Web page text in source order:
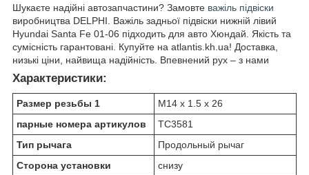
Шукаєте надійні автозапчастини? Замовте важіль підвіски
виробництва DELPHI. Важіль задньої підвіски нижній лівий
Hyundai Santa Fe 01-06 підходить для авто Хюндай. Якість та
сумісність гарантовані. Купуйте на atlantis.kh.ua! Доставка,
низькі ціни, найвища надійність. Впевнений рух – з нами
Характеристики:
Размер резьбы 1
M14 x 1.5 x 26
парные номера артикулов
TC3581
Тип рычага
Продольный рычаг
Сторона установки
снизу